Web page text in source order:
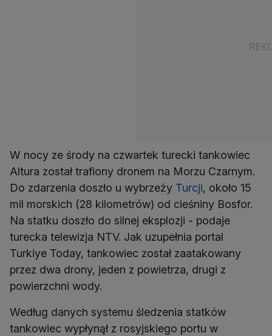
W nocy ze środy na czwartek turecki tankowiec
Altura został trafiony dronem na Morzu Czarnym.
Do zdarzenia doszło u wybrzeży Turcji, około 15
mil morskich (28 kilometrów) od cieśniny Bosfor.
Na statku doszło do silnej eksplozji - podaje
turecka telewizja NTV. Jak uzupełnia portal
Turkiye Today, tankowiec został zaatakowany
przez dwa drony, jeden z powietrza, drugi z
powierzchni wody.
Według danych systemu śledzenia statków
tankowiec wypłynął z rosyjskiego portu w